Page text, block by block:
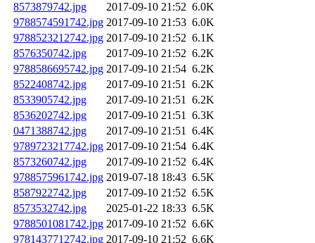
8573879742.jpg
2017-09-10 21:52 6.0K
9788574591742.jpg 2017-09-10 21:53 6.0K
9788523212742.jpg 2017-09-10 21:52 6.1K
8576350742.jpg
2017-09-10 21:52 6.2K
9788586695742.jpg 2017-09-10 21:54 6.2K
8522408742.jpg
2017-09-10 21:51 6.2K
8533905742.jpg
2017-09-10 21:51 6.2K
8536202742.jpg
2017-09-10 21:51 6.3K
0471388742.jpg
2017-09-10 21:51 6.4K
9789723217742.jpg 2017-09-10 21:54 6.4K
8573260742.jpg
2017-09-10 21:52 6.4K
9788575961742.jpg 2019-07-18 18:43 6.5K
8587922742.jpg
2017-09-10 21:52 6.5K
8573532742.jpg
2025-01-22 18:33 6.5K
9788501081742.jpg 2017-09-10 21:52 6.6K
9781437712742.jpg 2017-09-10 21:52 6.6K